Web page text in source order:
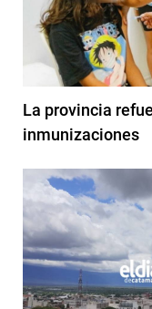
La provincia
inmunizaciones